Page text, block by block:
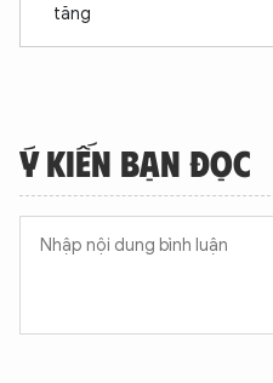
tăng
Ý KIẾN BẠN ĐỌC